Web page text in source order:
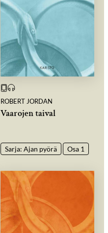
ROBERT JORDAN
Vaarojen taival
Sarja: Ajan pyörä Osa 1